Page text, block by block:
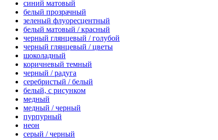
синий матовый
белый прозрачный
зеленый флуоресцентный
белый матовый / красный
черный глянцевый / голубой
черный глянцевый / цветы
шоколадный
коричневый темный
черный / радуга
серебристый / белый
белый, с рисунком
медный
медный / черный
пурпурный
неон
серый / черный